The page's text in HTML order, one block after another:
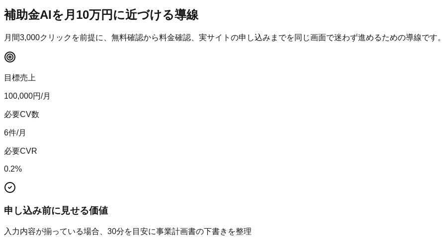
補助金AIを月10万円に近づける導線
月間3,000クリックを前提に、無料確認から料金確認、実サイトの申し込みまでを同じ画面で迷わず進めるための導線です。
目標売上
100,000円/月
必要CV数
6件/月
必要CVR
0.2%
申し込み前に見せる価値
入力内容が揃っている場合、30分を目安に事業計画書の下書きを整理